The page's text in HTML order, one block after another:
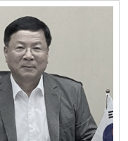
าร 1 อุทยานหลวง
ใหม่ จังหวัดเชียงใหม่
ระบาทสมเด็จพระบรม
ช บรมนาถบพิตร “พระ
มติเมื่อวันที่ 20
ายนของทุกปี เป็น
ะวัติศาสตร์ของชาติ
กาสแสดงความจงรักภักดี